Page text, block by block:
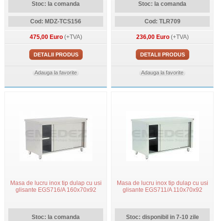
Stoc: la comanda
Cod: MDZ-TCS156
475,00 Euro(+TVA)
DETALII PRODUS
Adauga la favorite
Stoc: la comanda
Cod: TLR709
236,00 Euro(+TVA)
DETALII PRODUS
Adauga la favorite
Masa de lucru inox tip dulap cu usi
glisante EGS716/A 160x70x92
Stoc: la comanda
Masa de lucru inox tip dulap cu usi
glisante EGS711/A 110x70x92
Stoc: disponibil in 7-10 zile